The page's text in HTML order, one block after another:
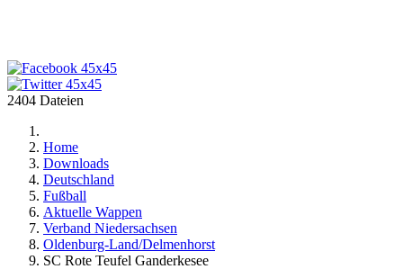
2404 Dateien
Home
Downloads
Deutschland
Fußball
Aktuelle Wappen
Verband Niedersachsen
Oldenburg-Land/Delmenhorst
SC Rote Teufel Ganderkesee